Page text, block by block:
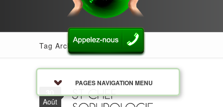
PAGES NAVIGATION MENU
Tag Archives: venerieu
30
Août